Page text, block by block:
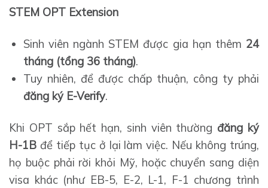
STEM OPT Extension
Sinh viên ngành STEM được gia hạn thêm 24
tháng (tổng 36 tháng).
Tuy nhiên, để được chấp thuận, công ty phải
đăng ký E-Verify.
Khi OPT sắp hết hạn, sinh viên thường đăng ký
H-1B để tiếp tục ở lại làm việc. Nếu không trúng,
họ buộc phải rời khỏi Mỹ, hoặc chuyển sang diện
visa khác (như EB-5, E-2, L-1, F-1 chương trình